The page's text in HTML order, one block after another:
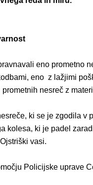
eno prometno
eno z lažjimi
nesreč z
ki se je zgodila v
kolesa, ki je padel
vasi.
Policijske uprave